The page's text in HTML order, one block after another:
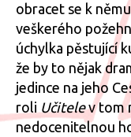
obracet se k
veškerého
úchylka pěstující
že by to nějak
jedince na jeho
roli Učitelev tom
nedocenitelnou